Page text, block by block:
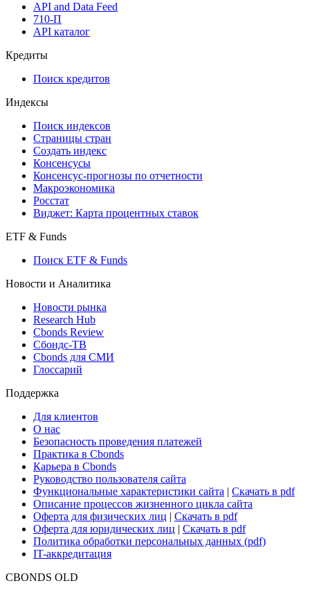
API and Data Feed
710-П
API каталог
Кредиты
Поиск кредитов
Индексы
Поиск индексов
Страницы стран
Создать индекс
Консенсусы
Консенсус-прогнозы по отчетности
Макроэкономика
Росстат
Виджет: Карта процентных ставок
ETF & Funds
Поиск ETF & Funds
Новости и Аналитика
Новости рынка
Research Hub
Cbonds Review
Сбондс-ТВ
Cbonds для СМИ
Глоссарий
Поддержка
Для клиентов
О нас
Безопасность проведения платежей
Практика в Cbonds
Карьера в Cbonds
Руководство пользователя сайта
Функциональные характеристики сайта | Скачать в pdf
Описание процессов жизненного цикла сайта
Оферта для физических лиц | Скачать в pdf
Оферта для юридических лиц | Скачать в pdf
Политика обработки персональных данных (pdf)
IT-аккредитация
CBONDS OLD